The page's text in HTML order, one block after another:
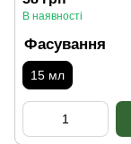
В наявності
Фасування
15 мл